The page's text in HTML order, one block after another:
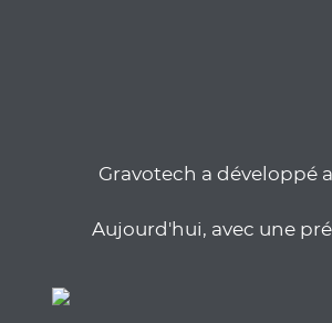
Gravotech a développé
Aujourd'hui, avec une